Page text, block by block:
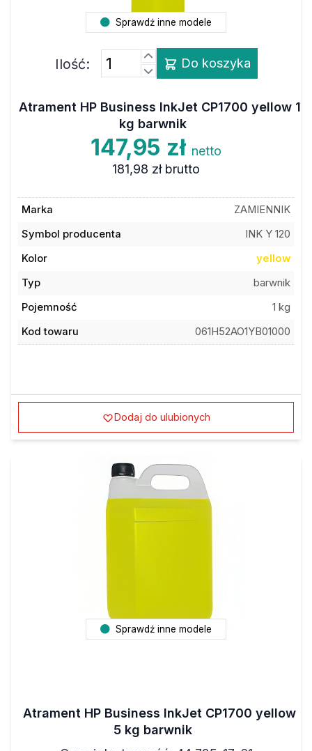
Sprawdź inne modele
Ilość: Do koszyka
Atrament HP Business InkJet CP1700 yellow 1
kg barwnik
147,95 zł netto
181,98 zł brutto
Marka
ZAMIENNIK
Symbol producenta
INK Y 120
Kolor
yellow
Typ
barwnik
Pojemność
1 kg
Kod towaru
061H52AO1YB01000
Dodaj do ulubionych
Sprawdź inne modele
Atrament HP Business InkJet CP1700 yellow
5 kg barwnik